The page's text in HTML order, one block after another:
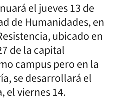
el jueves 13 de
de Humanidades, en
ubicado en
de la capital
campus pero en la
se desarrollará el
el viernes 14.